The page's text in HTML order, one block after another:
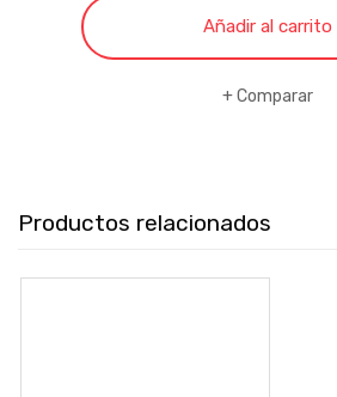
SUPERCHEF
ROJO
Añadir al carrito
Comparar
Productos relacionados